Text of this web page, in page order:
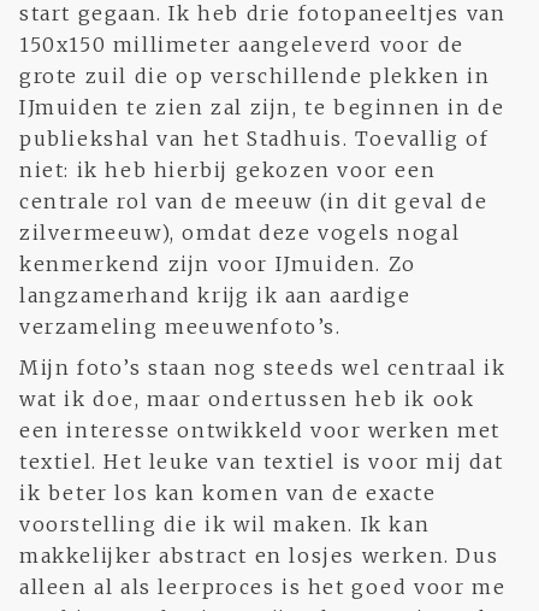
start gegaan. Ik heb drie fotopaneeltjes van
150x150 millimeter aangeleverd voor de
grote zuil die op verschillende plekken in
IJmuiden te zien zal zijn, te beginnen in de
publiekshal van het Stadhuis. Toevallig of
niet: ik heb hierbij gekozen voor een
centrale rol van de meeuw (in dit geval de
zilvermeeuw), omdat deze vogels nogal
kenmerkend zijn voor IJmuiden. Zo
langzamerhand krijg ik aan aardige
verzameling meeuwenfoto’s.
Mijn foto’s staan nog steeds wel centraal ik
wat ik doe, maar ondertussen heb ik ook
een interesse ontwikkeld voor werken met
textiel. Het leuke van textiel is voor mij dat
ik beter los kan komen van de exacte
voorstelling die ik wil maken. Ik kan
makkelijker abstract en losjes werken. Dus
alleen al als leerproces is het goed voor me